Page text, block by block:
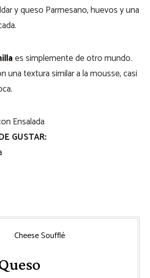
y queso Parmesano, huevos y una
essimplemente de otro mundo.
una textura similar a la mousse, casi
GUSTAR: